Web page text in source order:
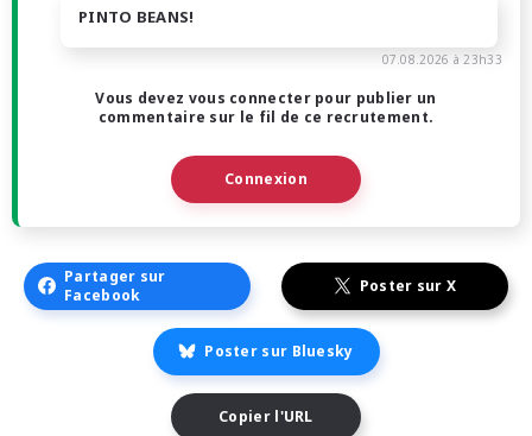
PINTO BEANS!
07.08.2026 à 23h33
Vous devez vous connecter pour publier un
commentaire sur le fil de ce recrutement.
Connexion
Partager sur
Facebook
Poster sur X
Poster sur Bluesky
Copier l'URL